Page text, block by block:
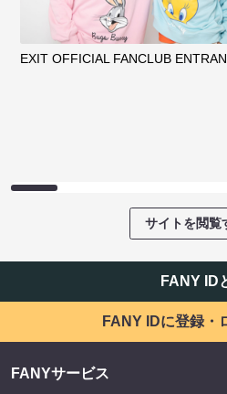
EXIT OFFICIAL FANCLUB
サイトを閲覧
FANY ID
FANY IDに登録・
FANYサービス